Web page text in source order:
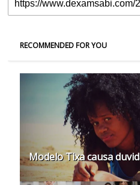
RECOMMENDED FOR YOU
Modelo Tixa causa